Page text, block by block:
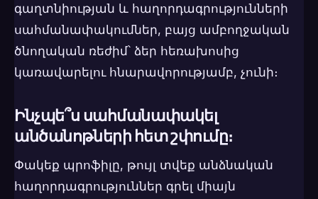
գաղտնիության և հաղորդագրությունների
սահմանափակումներ, բայց ամբողջական
ծնողական ռեժիմ՝ ձեր հեռախոսից
կառավարելու հնարավորությամբ, չունի։
Ինչպե՞ս սահմանափակել
անծանոթների հետ շփումը։
Փակեք պրոֆիլը, թույլ տվեք անձնական
հաղորդագրություններ գրել միայն